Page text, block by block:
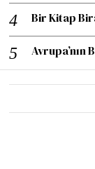
Bir Kitap
Avrupa’nın